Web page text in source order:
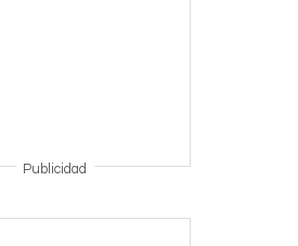
Publicidad